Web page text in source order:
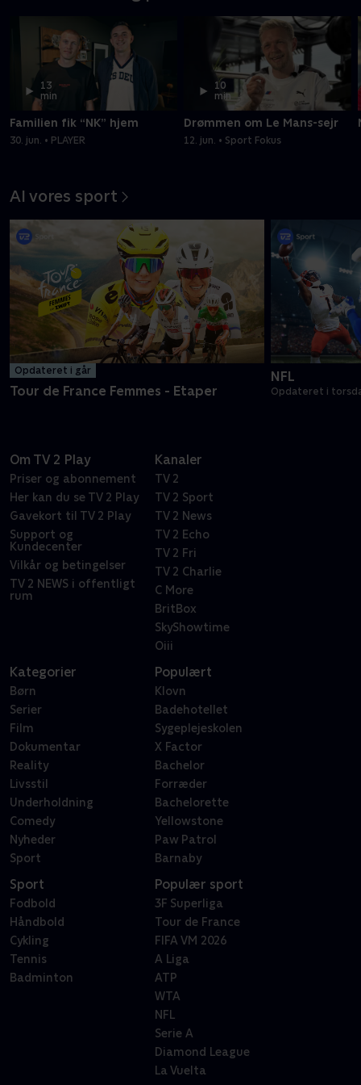
13
min
Familien fik “NK” hjem
30. jun. • PLAYER
10
min
Drømmen om Le Mans-sejr
12. jun. • Sport Fokus
Al vores sport
Opdateret i går
Tour de France Femmes - Etaper
NFL
Opdateret i
Om TV 2 Play
Priser og abonnement
Her kan du se TV 2 Play
Gavekort til TV 2 Play
Support og
Kundecenter
Vilkår og betingelser
TV 2 NEWS i offentligt
rum
Kanaler
TV 2
TV 2 Sport
TV 2 News
TV 2 Echo
TV 2 Fri
TV 2 Charlie
C More
BritBox
SkyShowtime
Oiii
Kategorier
Børn
Serier
Film
Dokumentar
Reality
Livsstil
Underholdning
Comedy
Nyheder
Sport
Populært
Klovn
Badehotellet
Sygeplejeskolen
X Factor
Bachelor
Forræder
Bachelorette
Yellowstone
Paw Patrol
Barnaby
Sport
Fodbold
Håndbold
Cykling
Tennis
Badminton
Populær sport
3F Superliga
Tour de France
FIFA VM 2026
A Liga
ATP
WTA
NFL
Serie A
Diamond League
La Vuelta